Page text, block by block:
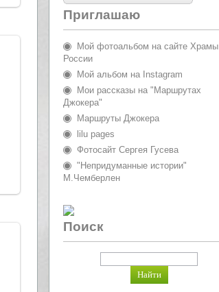
Приглашаю
Мой фотоальбом на сайте Храмы
России
Мой альбом на Instagram
Мои рассказы на "Маршрутах
Джокера"
Маршруты Джокера
lilu pages
Фотосайт Сергея Гусева
"Непридуманные истории"
М.Чемберлен
Поиск